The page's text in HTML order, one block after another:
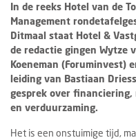
In de reeks Hotel van de
Management
Ditmaal staat Hotel &
de redactie gingen Wytze
Koeneman (Foruminvest)
leiding van Bastiaan
gesprek over
en verduurzaming.
Het is een onstuimige tijd,